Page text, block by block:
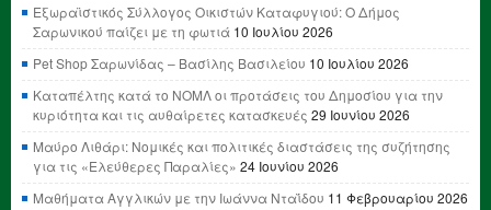
Εξωραϊστικός Σύλλογος Οικιστών Καταφυγιού: Ο Δήμος
Σαρωνικού παίζει με τη φωτιά 10 Ιουλίου 2026
Pet Shop Σαρωνίδας – Βασίλης Βασιλείου 10 Ιουλίου 2026
Καταπέλτης κατά το ΝΟΜΛ οι προτάσεις του Δημοσίου για την
κυριότητα και τις αυθαίρετες κατασκευές 29 Ιουνίου 2026
Μαύρο Λιθάρι: Νομικές και πολιτικές διαστάσεις της συζήτησης
για τις «Ελεύθερες Παραλίες» 24 Ιουνίου 2026
Μαθήματα Αγγλικών με την Ιωάννα Νταΐδου 11 Φεβρουαρίου 2026